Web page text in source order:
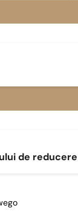
de reducere